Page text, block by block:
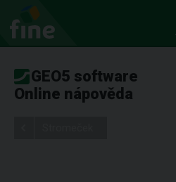
GEO5 software
Online nápověda